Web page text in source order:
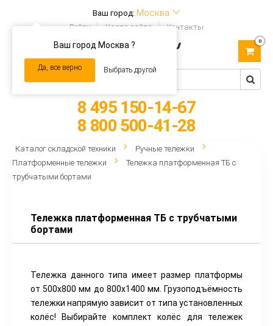
Ваш город: Москва
Ваш город Москва ?
Да, все верно Выбрать другой
Войти Карта сайта Контакты
navigation
0
8 495 150-14-67
8 800 500-41-28
Каталог складской техники
Ручные тележки
Платформенные тележки
Тележка платформенная ТБ с
трубчатыми бортами
Тележка платформенная ТБ с трубчатыми
бортами
Тележка данного типа имеет размер платформы
от 500х800 мм до 800х1400 мм. Грузоподъёмность
тележки напрямую зависит от типа установленных
колёс! Выбирайте комплект колёс для тележек